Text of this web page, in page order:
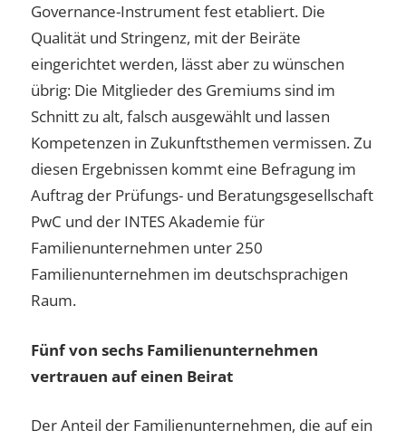
Governance-Instrument fest etabliert. Die
Qualität und Stringenz, mit der Beiräte
eingerichtet werden, lässt aber zu wünschen
übrig: Die Mitglieder des Gremiums sind im
Schnitt zu alt, falsch ausgewählt und lassen
Kompetenzen in Zukunftsthemen vermissen. Zu
diesen Ergebnissen kommt eine Befragung im
Auftrag der Prüfungs- und Beratungsgesellschaft
PwC und der INTES Akademie für
Familienunternehmen unter 250
Familienunternehmen im deutschsprachigen
Raum.
Fünf von sechs Familienunternehmen
vertrauen auf einen Beirat
Der Anteil der Familienunternehmen, die auf ein